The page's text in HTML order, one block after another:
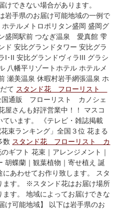
できない場合があります。
岩手県のお届け可能地域の一例で
テルメトロポリタン盛岡 盛岡グ
盛岡駅前 つなぎ温泉 愛真館 雫
ド 安比グランドタワー 安比グラ
I･II 安比グランドヴィラIII グラシ
八幡平リゾートホテル ホテルメ
瀬美温泉 休暇村岩手網張温泉 ホ
て スタンド花 フローリスト
国通販 フローリスト カノシェ
屋さんも好評営業中！！ マスコ
います。 《テレビ・雑誌掲載
束ランキング」全国３位 花まる
数 スタンド花 フローリスト カ
ギフト 花束｜アレンジメント｜
胡蝶蘭｜観葉植物｜寄せ植え 誕
あわせてお作り致します。 スタ
ます。 ※スタンド花はお届け場所
す。 地域によってお届けできな
可能地域】 以下は岩手県のお